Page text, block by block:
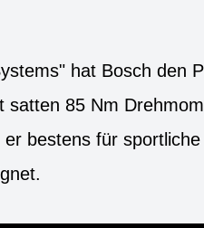
hat Bosch den
85 Nm
bestens für sportliche